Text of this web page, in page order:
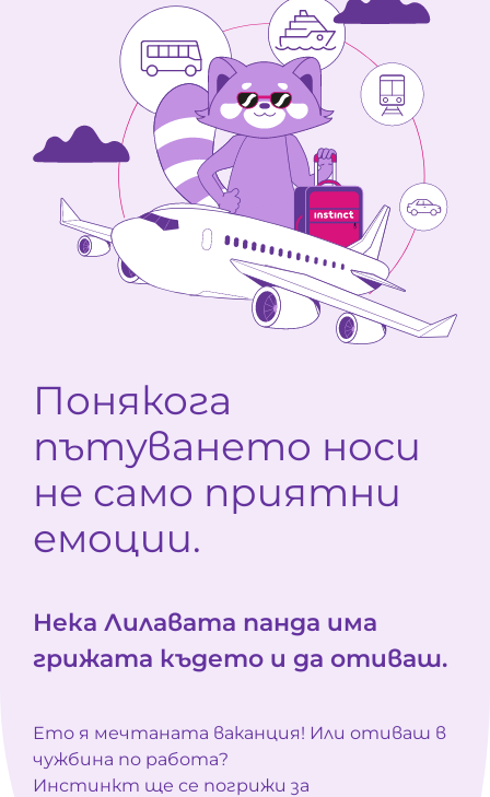
Понякога
пътуването носи
не само приятни
емоции.
Нека Лилавата панда има
грижата където и да отиваш.
Ето я мечтаната ваканция! Или отиваш в
чужбина по работа?
Инстинкт ще се погрижи за